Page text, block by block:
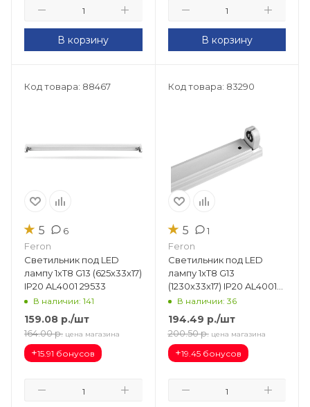
В корзину В корзину
Код товара: 88467
★ 5 6
Feron
Светильник под LED
лампу 1хT8 G13 (625х33х17)
IP20 AL4001 29533
В наличии: 141
159.08 р./шт
164.00 р. цена магазина
+15.91 бонусов
Код товара: 83290
★ 5 1
Feron
Светильник под LED
лампу 1хT8 G13
(1230х33х17) IP20 AL4001
29534
В наличии: 36
194.49 р./шт
200.50 р. цена магазина
+19.45 бонусов